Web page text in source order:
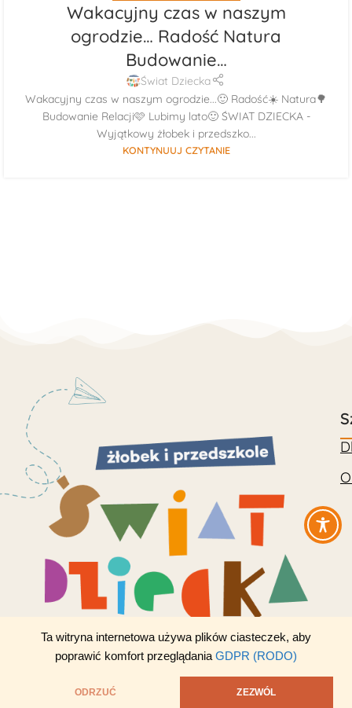
Ta witryna internetowa używa plików ciasteczek, aby
poprawić komfort przeglądania GDPR (RODO)
ODRZUĆ ZEZWÓL
Wakacyjny czas w naszym
ogrodzie… Radość Natura
Budowanie…
Świat Dziecka
Wakacyjny czas w naszym ogrodzie...🙂 Radość☀️ Natura🌳
Budowanie Relacji🩷 Lubimy lato🙂 ŚWIAT DZIECKA -
Wyjątkowy żłobek i przedszko...
KONTYNUUJ CZYTANIE